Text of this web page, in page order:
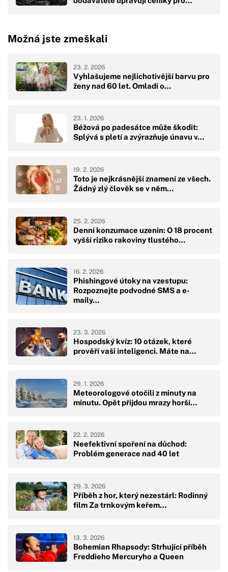
Možná jste zmeškali
Vyhlašujeme nejlichotivější barvu pro
ženy nad 60 let. Omladí o…
23. 2. 2026
Béžová po padesátce může škodit:
Splývá s pletí a zvýrazňuje únavu v…
23. 1. 2026
Toto je nejkrásnější znamení ze všech.
Žádný zlý člověk se v něm…
19. 2. 2026
Denní konzumace uzenin: O 18 procent
vyšší riziko rakoviny tlustého…
25. 2. 2026
Phishingové útoky na vzestupu:
Rozpoznejte podvodné SMS a e-
maily…
16. 2. 2026
Hospodský kvíz: 10 otázek, které
prověří vaši inteligenci. Máte na…
23. 3. 2026
Meteorologové otočili z minuty na
minutu. Opět přijdou mrazy horší…
29. 1. 2026
Neefektivní spoření na důchod:
Problém generace nad 40 let
22. 2. 2026
Příběh z hor, který nezestárl: Rodinný
film Za trnkovým keřem…
29. 3. 2026
Bohemian Rhapsody: Strhující příběh
Freddieho Mercuryho a Queen
13. 3. 2026